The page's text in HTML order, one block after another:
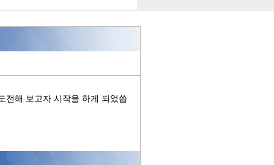
전해 보고자 시작을 하게 되었씁